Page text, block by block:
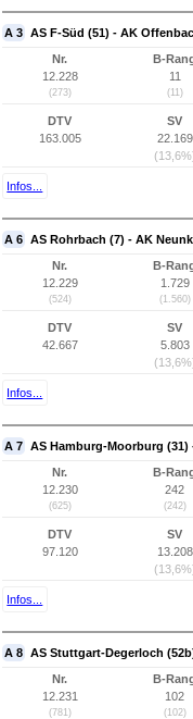
A 3 AS F-Süd (51) - AK
Nr.
12.228
(273)
B-
11
(11)
DTV
163.005
SV
22.169
Infos...
A 6 AS Rohrbach (7) - AK
Nr.
12.229
(524)
B-
1.729
(1.560)
DTV
42.667
SV
5.803
Infos...
A 7 AS Hamburg-Moorburg (31)
Nr.
12.230
(625)
B-
242
(242)
DTV
97.120
SV
13.208
Infos...
A 8 AS Stuttgart-Degerloch
Nr.
12.231
(781)
B-
102
(102)